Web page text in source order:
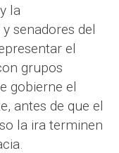
la
senadores del
el
grupos
gobierne el
antes de que el
la ira terminen